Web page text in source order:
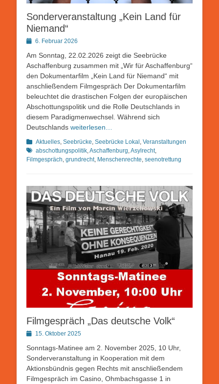
Sonderveranstaltung „Kein Land für
Niemand“
Posted6. Februar 2026
Am Sonntag, 22.02.2026 zeigt die Seebrücke
Aschaffenburg zusammen mit „Wir für Aschaffenburg“
den Dokumentarfilm „Kein Land für Niemand“ mit
anschließendem Filmgespräch Der Dokumentarfilm
beleuchtet die drastischen Folgen der europäischen
Abschottungspolitik und die Rolle Deutschlands in
diesem Paradigmenwechsel. Während sich
Deutschlands weiterlesen…
Kategorien
Aktuelles, Seebrücke, Seebrücke Lokal , Veranstaltungen
abschottungspolitik,Aschaffenburg,Asylrecht,
Filmgespräch, grundrecht, Menschenrechte, seenotrettung
Filmgespräch „Das deutsche Volk“
Posted15. Oktober 2025
Sonntags-Matinee am 2. November 2025, 10 Uhr,
Sonderveranstaltung in Kooperation mit dem
Aktionsbündnis gegen Rechts mit anschließendem
Filmgespräch im Casino, Ohmbachsgasse 1 in